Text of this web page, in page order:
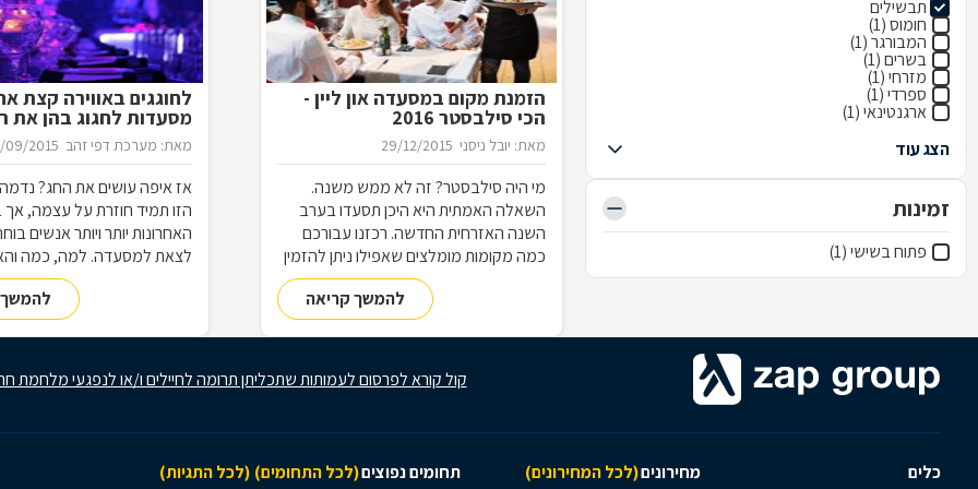
תבשילים
חומוס (1)
המבורגר (1)
בשרים (1)
מזרחי (1)
ספרדי (1)
ארגנטינאי (1)
הצג עוד
זמינות
פתוח בשישי (1)
הזמנת מקום במסעדה און ליין -
הכי סילבסטר 2016
מאת: יובל ניסני 29/12/2015
מי היה סילבסטר? זה לא ממש משנה.
השאלה האמתית היא היכן תסעדו בערב
השנה האזרחית החדשה. רכזנו עבורכם
כמה מקומות מומלצים שאפילו ניתן להזמין
אליהם מקום און ליין
להמשך קריאה
לחוגגים באווירה קצת
מסעדות לחגוג בהן את
מאת: מערכת דפי זהב 09/2015
אז איפה עושים את החג?
הזו תמיד חוזרת על עצמה, אך
האחרונות יותר ויותר אנשים
לצאת למסעדה. למה, כמה
קול קורא לפרסום לעמותות שתכליתן תרומה לחיילים ו/או לנפגעי מלחמת
כלים מחירונים(לכל המחירונים) תחומים נפוצים(לכל התחומים) (לכל התגיות)